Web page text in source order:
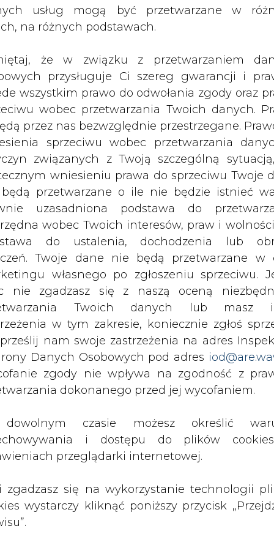
usług mogą być przetwarzane w
na różnych podstawach.
że w związku z przetwarzaniem
przysługuje Ci szereg gwarancji i
wszystkim prawo do odwołania zgody oraz
wobec przetwarzania Twoich danych.
przez nas bezwzględnie przestrzegane.
sprzeciwu wobec przetwarzania
związanych z Twoją szczególną
wniesieniu prawa do sprzeciwu Twoje
będą przetwarzane o ile nie będzie istnieć
uzasadniona podstawa do
wobec Twoich interesów, praw i wolności
do ustalenia, dochodzenia lub
Twoje dane nie będą przetwarzane w
własnego po zgłoszeniu sprzeciwu.
nie zgadzasz się z naszą oceną
Twoich danych lub masz
w tym zakresie, koniecznie zgłoś
nam swoje zastrzeżenia na adres
Danych Osobowych pod adres
zgody nie wpływa na zgodność z
dokonanego przed jej wycofaniem.
czasie możesz określić
i dostępu do plików
przeglądarki internetowej.
zgadzasz się na wykorzystanie technologii
wystarczy kliknąć poniższy przycisk
Starzeją się moce
Czas na stworzenie stabilnego
trudna. Starzeją się moce wytwórcze, a
dla elektroenergetyki z 2006 roku
wytwórczych rocznie. Od tego czasu
830MW. Bilans rezerw mocy poprawią do
w produkcji dzięki tzw. rezerwie
Obecnie w systemie elektroenergetycznym
bloki, które w latach 2020-2030 powinny
całkowicie możliwe, dlatego część z nich
10-15 lat.
jedno-produktowy rynek energii elektrycznej.
i utrzymywania rezerw mocy. Wiele krajów
mechanizmy mocowe pozwalające
Wielka Brytania przyjęła ustawy
oraz mechanizmy rynku mocy dla
powinny być wprowadzone jak najszybciej,
Unii Europejskiej.
być niedyskryminujące. Muszą w takim
jak i nowych inwestorów. Powinny w ten
Przy tego typu założeniach